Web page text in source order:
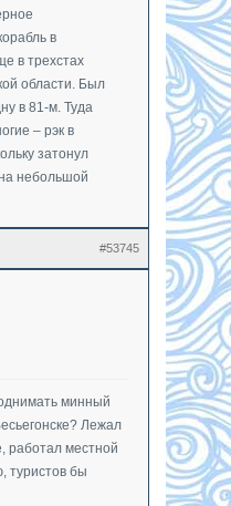
в
в трехстах
области. Был
в 81-м. Туда
– рэк в
затонул
небольшой
#53745
минный
Лежал
работал местной
туристов бы